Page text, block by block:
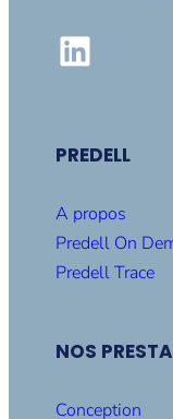
LinkedIn
PREDELL
A propos
Predell On
Predell Trace
NOS
Conception